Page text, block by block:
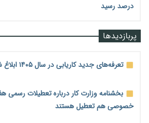
درصد رسید
رشد ۷۵ هزار میلیاردی بازار خرید
آغاز اجرای پایلوت «ردا کارت» برای
پربازدیدها
تعرفه‌های جدید کاریابی در سال ۱۴۰۵ ابلاغ شد
بخشنامه وزارت کار درباره تعطیلات رسمی
خصوصی هم تعطیل هستند